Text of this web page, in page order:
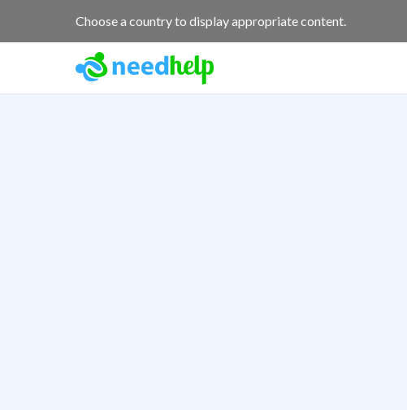
Choose a country to display appropriate content.